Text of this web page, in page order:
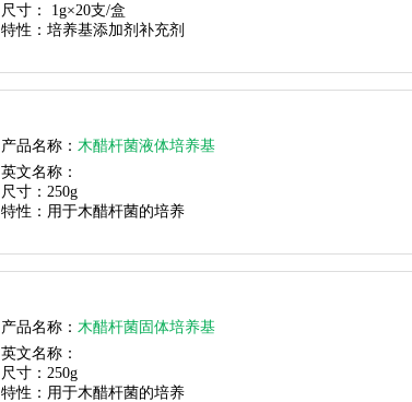
尺寸：
1g×20支/盒
特性： 培养基添加剂补充剂
产品名称： 木醋杆菌液体培养基
英文名称：
尺寸： 250g
特性： 用于木醋杆菌的培养
产品名称： 木醋杆菌固体培养基
英文名称：
尺寸： 250g
特性： 用于木醋杆菌的培养